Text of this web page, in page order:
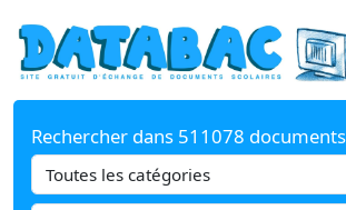
Rechercher dans 511078 documents